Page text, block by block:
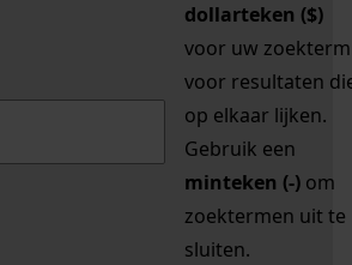
dollarteken ($)
voor uw zoekterm
voor resultaten
op elkaar lijken.
Gebruik een
minteken (-) om
zoektermen uit te
sluiten.